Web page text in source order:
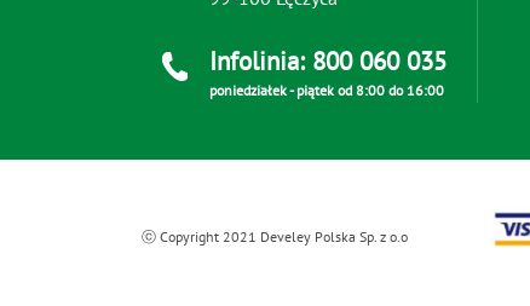
Infolinia: 800 060 035
poniedziałek - piątek od 8:00 do 16:00
ⓒ Copyright 2021 Develey Polska Sp. z o.o